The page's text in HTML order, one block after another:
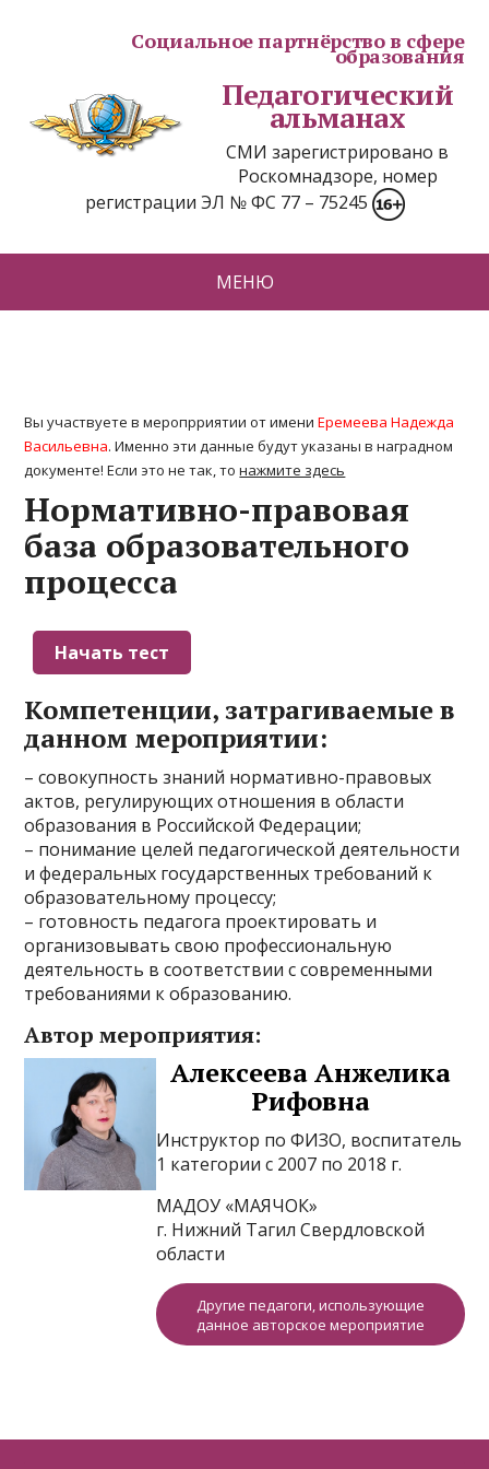
Социальное партнёрство в сфере
образования
Педагогический
альманах
СМИ зарегистрировано в
Роскомнадзоре, номер
регистрации ЭЛ № ФС 77 – 75245
МЕНЮ
Вы участвуете в меропрриятии от имениЕремеева Надежда
Васильевна. Именно эти данные будут указаны в наградном
документе! Если это не так, тонажмите здесь
Нормативно-правовая
база образовательного
процесса
Компетенции, затрагиваемые в
данном мероприятии:
– совокупность знаний нормативно-правовых
актов, регулирующих отношения в области
образования в Российской Федерации;
– понимание целей педагогической деятельности
и федеральных государственных требований к
образовательному процессу;
– готовность педагога проектировать и
организовывать свою профессиональную
деятельность в соответствии с современными
требованиями к образованию.
Автор мероприятия:
Алексеева Анжелика
Рифовна
Инструктор по ФИЗО, воспитатель
1 категории с 2007 по 2018 г.
МАДОУ «МАЯЧОК»
г. Нижний Тагил Свердловской
области
Другие педагоги, использующие
данное авторское мероприятие